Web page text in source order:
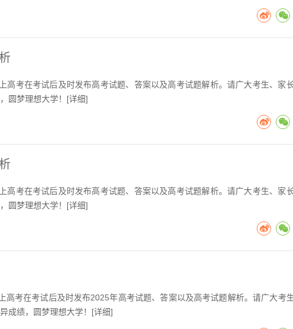
高考在考试后及时发布高考试题、答案以及高考试题解析。请广大考生、家
圆梦理想大学！[详细]
高考在考试后及时发布高考试题、答案以及高考试题解析。请广大考生、家
圆梦理想大学！[详细]
高考在考试后及时发布2025年高考试题、答案以及高考试题解析。请广大考
成绩，圆梦理想大学！[详细]